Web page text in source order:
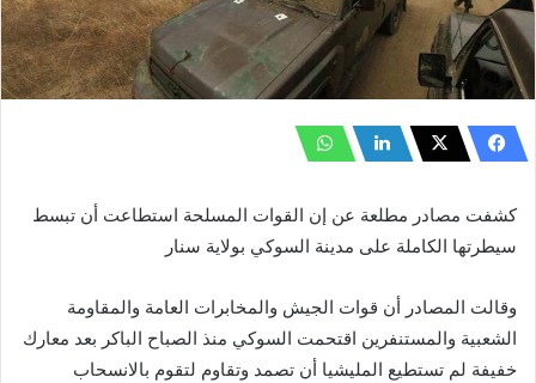
كشفت مصادر مطلعة عن إن القوات المسلحة استطاعت أن تبسط
سيطرتها الكاملة على مدينة السوكي بولاية سنار
وقالت المصادر أن قوات الجيش والمخابرات العامة والمقاومة
الشعبية والمستنفرين اقتحمت السوكي منذ الصباح الباكر بعد معارك
خفيفة لم تستطيع المليشيا أن تصمد وتقاوم لتقوم بالانسحاب